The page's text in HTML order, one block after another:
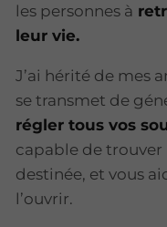
les personnes à
leur vie.
J’ai hérité de mes
se transmet de
régler tous vos
capable de
destinée, et vous
l’ouvrir.